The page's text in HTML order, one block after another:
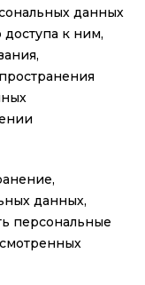
данных
доступа к ним,
данных,
персональные